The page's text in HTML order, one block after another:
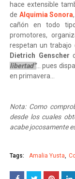
hace extensible
de Alquimia Sonora
cañón en todo
promotores,
respetan un trabajo
Dietrich Genscher
libertad”… pues
en primavera...
Nota: Como
desde los cuales
acabe jocosamente
Tags: Amalia Yusta